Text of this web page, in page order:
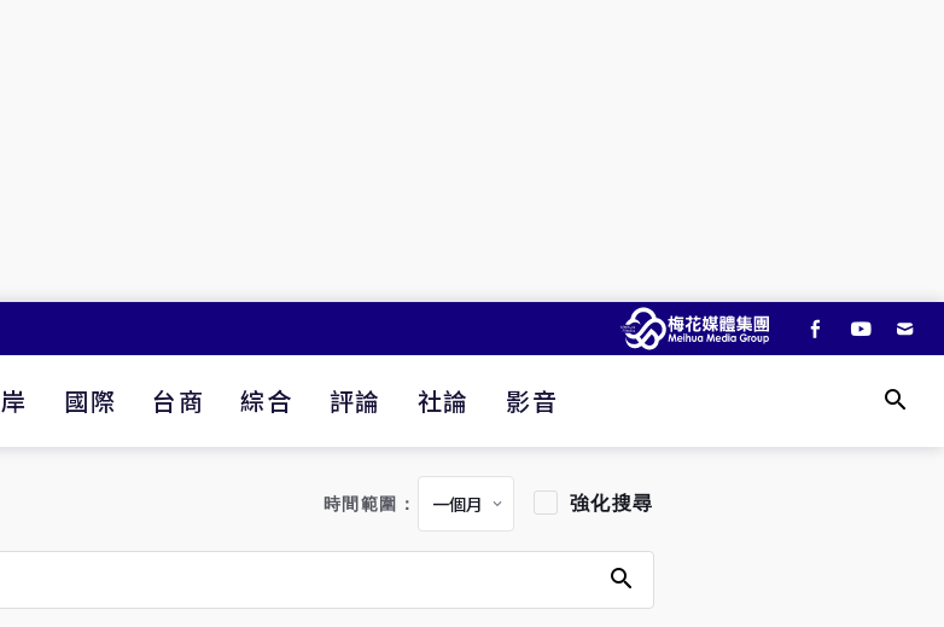
國際 台商 綜合 評論 社論 影音
時間範圍： 強化搜尋